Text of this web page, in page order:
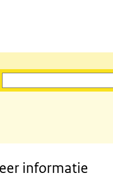
informatie